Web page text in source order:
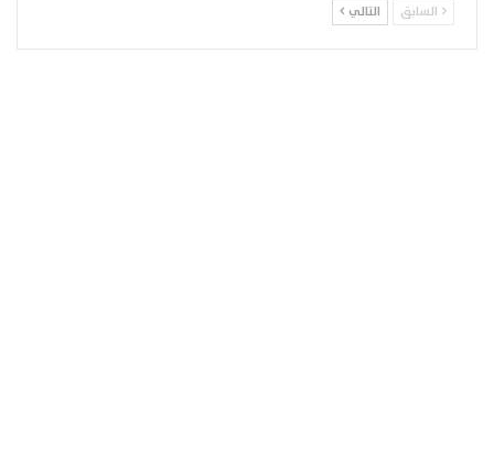
السابق التالي